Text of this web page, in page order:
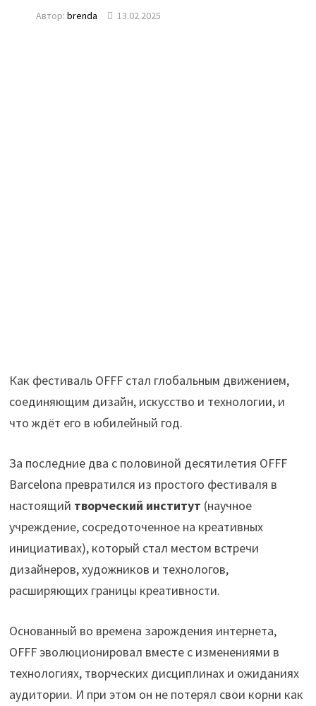
Автор:brenda 13.02.2025
Как фестиваль OFFF стал глобальным движением,
соединяющим дизайн, искусство и технологии, и
что ждёт его в юбилейный год.
За последние два с половиной десятилетия OFFF
Barcelona превратился из простого фестиваля в
настоящий творческий институт (научное
учреждение, сосредоточенное на креативных
инициативах), который стал местом встречи
дизайнеров, художников и технологов,
расширяющих границы креативности.
Основанный во времена зарождения интернета,
OFFF эволюционировал вместе с изменениями в
технологиях, творческих дисциплинах и ожиданиях
аудитории. И при этом он не потерял свои корни как